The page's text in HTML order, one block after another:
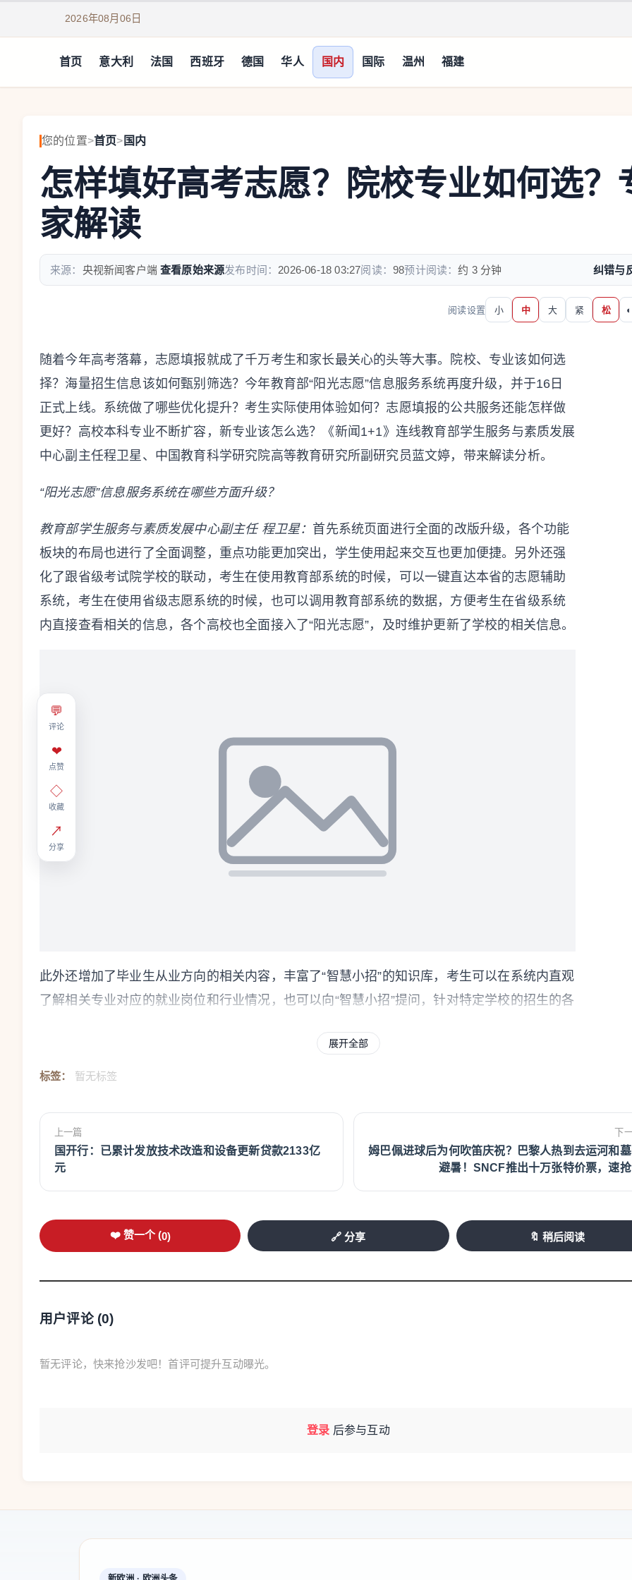
2026年08月06日
首页 意大利 法国 西班牙 德国 华人 国内 国际 温州 福建
您的位置>首页> 国内
怎样填好高考志愿？院校专业如何选？
家解读
来源： 央视新闻客户端 查看原始来源发布时间： 2026-06-18 03:27阅读：98预计阅读：约 3 分钟 纠错与
阅读设置 小 中 大 紧 松 ◐
💬
评论
❤
点赞
◇
收藏
↗
分享
随着今年高考落幕，志愿填报就成了千万考生和家长最关心的头等大事。院校、专业该如何选
择？海量招生信息该如何甄别筛选？今年教育部“阳光志愿”信息服务系统再度升级，并于16日
正式上线。系统做了哪些优化提升？考生实际使用体验如何？志愿填报的公共服务还能怎样做
更好？高校本科专业不断扩容，新专业该怎么选？《新闻1+1》连线教育部学生服务与素质发展
中心副主任程卫星、中国教育科学研究院高等教育研究所副研究员蓝文婷，带来解读分析。
“阳光志愿”信息服务系统在哪些方面升级？
教育部学生服务与素质发展中心副主任 程卫星： 首先系统页面进行全面的改版升级，各个功能
板块的布局也进行了全面调整，重点功能更加突出，学生使用起来交互也更加便捷。另外还强
化了跟省级考试院学校的联动，考生在使用教育部系统的时候，可以一键直达本省的志愿辅助
系统，考生在使用省级志愿系统的时候，也可以调用教育部系统的数据，方便考生在省级系统
内直接查看相关的信息，各个高校也全面接入了“阳光志愿”，及时维护更新了学校的相关信息。
此外还增加了毕业生从业方向的相关内容，丰富了“智慧小招”的知识库，考生可以在系统内直观
了解相关专业对应的就业岗位和行业情况，也可以向“智慧小招”提问，针对特定学校的招生的各
和长远的规划结合起来，这里面是没有标准答案的，整个填报志愿的选择要始终掌握在考生和
家长自己的手里面，任何其他指导都不能替考生和家长决策。
具体来说，考生和家长要把握好一些核心的环节：
首先要学习政策，理清录取的规则。比如说要搞懂平行志愿怎么投，以及不服从调剂、跨类兼
报会存在什么风险，像普通批次和艺术类、体育类录取方式是不一样的，还有像军校、公费师
想去的专业放在最前面，并且要考虑到往年的录取分数和排名，只能用来参考，因为今年可能
业如果说学生入学之后认真学习、深入学习，学到了真本领，并且获得了好的相应的学术竞争
展开全部
标签： 暂无标签
上一篇
国开行：已累计发放技术改造和设备更新贷款2133亿
元
下
姆巴佩进球后为何吹笛庆祝？巴黎人热到去运河和墓
避暑！SNCF推出十万张特价票，速抢
❤️ 赞一个 (0) 🔗 分享 🔖 稍后阅读
用户评论 (0)
暂无评论，快来抢沙发吧！首评可提升互动曝光。
登录 后参与互动